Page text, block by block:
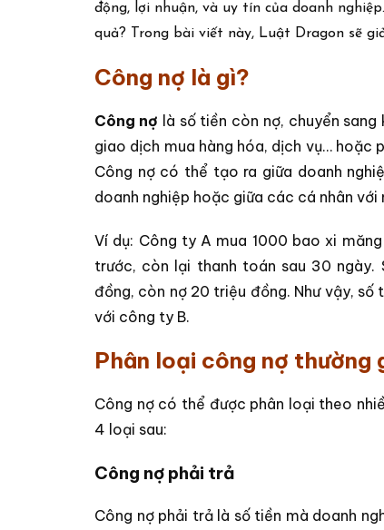
động, lợi nhuận, và uy tín của doanh
quả? Trong bài viết này, Luật Dragon sẽ
Công nợ là gì?
Công nợ là số tiền còn nợ, chuyển
giao dịch mua hàng hóa, dịch vụ…
Công nợ có thể tạo ra giữa doanh
doanh nghiệp hoặc giữa các cá nhân với
Ví dụ: Công ty A mua 1000 bao xi
trước, còn lại thanh toán sau 30
đồng, còn nợ 20 triệu đồng. Như vậy,
với công ty B.
Phân loại công nợ thường
Công nợ có thể được phân loại theo
4 loại sau:
Công nợ phải trả
Công nợ phải trả là số tiền mà doanh